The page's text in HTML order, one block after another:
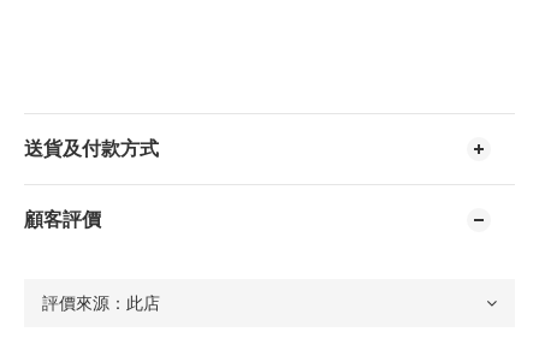
送貨及付款方式
顧客評價